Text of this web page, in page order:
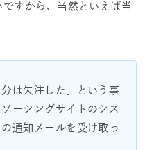
すから、当然といえば当
は失注した」という事
ーシングサイトのシス
の通知メールを受け取っ